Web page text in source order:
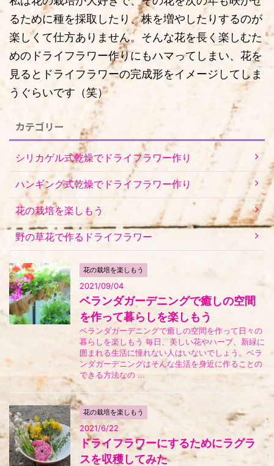
るために種を採取したり、株を増やしたりするのが
楽しくて仕方ありません。そんな花を長く楽しむた
めのドライフラワー作りにもハマってしまい、花を
見るとドライフラワーの完成形をイメージしてしま
うぐらいです（笑）
カテゴリー
シリカゲル式乾燥でドライフラワー作り
ハンギング式乾燥でドライフラワー作り
花の栽培を楽しもう
野の草花で作るドライフラワー
花の栽培を楽しもう
2021/09/04
ベランダガーデニングで癒しの空間
を作って暮らしを楽しもう
ベランダガーデニングで癒しの空間を作って日々の
暮らしを楽しもう 毎日、美しい花やハーブ、新緑に
囲まれる生活に憧れない人はいないでしょう。ベラ
ンダガーデニングはそんな生活を身近に作ることの
できる方法なの ...
花の栽培を楽しもう
2021/6/22
ドライフラワーにするためにラグラ
スを収穫してみた